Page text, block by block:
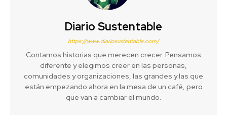
Diario Sustentable
https://www.diariosustentable.com/
Contamos historias que merecen crecer. Pensamos
diferente y elegimos creer en las personas,
comunidades y organizaciones, las grandes y las que
están empezando ahora en la mesa de un café, pero
que van a cambiar el mundo.